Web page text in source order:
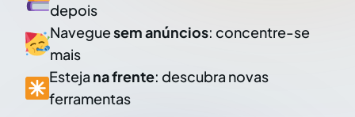
depois
Naveguesem anúncios: concentre-se
mais
Esteja na frente: descubra novas
ferramentas